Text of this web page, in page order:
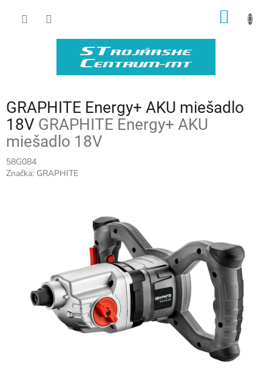
GRAPHITE Energy+ AKU miešadlo
18V GRAPHITE Energy+ AKU
miešadlo 18V
58G084
Značka: GRAPHITE